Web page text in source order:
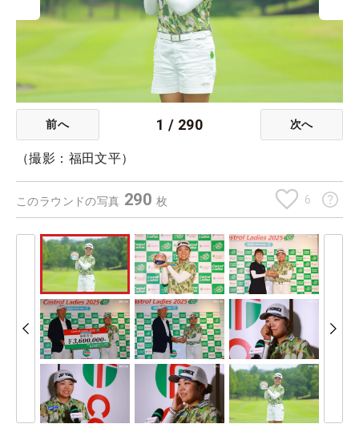
前へ 1 / 290 次へ
（撮影：福田文平）
このラウンドの写真 290 枚 6